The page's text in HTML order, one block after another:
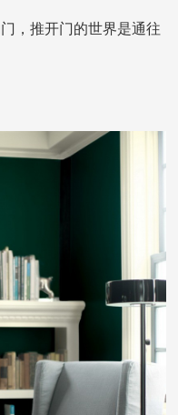
，推开门的世界是通往